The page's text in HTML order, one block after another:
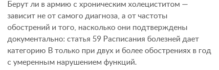
Берут ли в армию с хроническим холециститом —
зависит не от самого диагноза, а от частоты
обострений и того, насколько они подтверждены
документально: статья 59 Расписания болезней дает
категорию В только при двух и более обострениях в год
с умеренным нарушением функций.